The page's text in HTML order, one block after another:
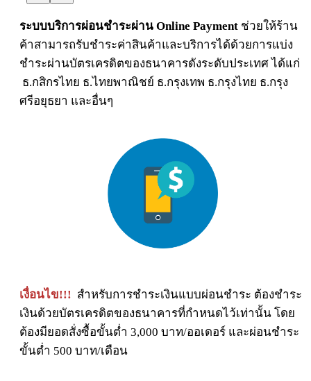
ระบบบริการผ่อนชำระผ่าน Online Payment ช่วยให้ร้าน
ค้าสามารถรับชำระค่าสินค้าและบริการได้ด้วยการแบ่ง
ชำระผ่านบัตรเครดิตของธนาคารดังระดับประเทศ ได้แก่
ธ.กสิกรไทย ธ.ไทยพาณิชย์ ธ.กรุงเทพ ธ.กรุงไทย ธ.กรุง
ศรีอยุธยา และอื่นๆ
เงื่อนไข!!! สำหรับการชำระเงินแบบผ่อนชำระ ต้องชำระ
เงินด้วยบัตรเครดิตของธนาคารที่กำหนดไว้เท่านั้น โดย
ต้องมียอดสั่งซื้อขั้นต่ำ 3,000 บาท/ออเดอร์ และผ่อนชำระ
ขั้นต่ำ 500 บาท/เดือน